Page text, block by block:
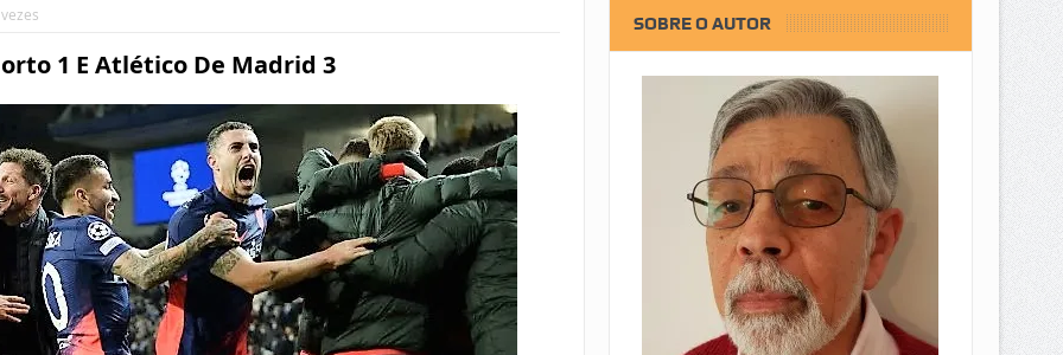
1 E Atlético De Madrid 3
SOBRE O AUTOR